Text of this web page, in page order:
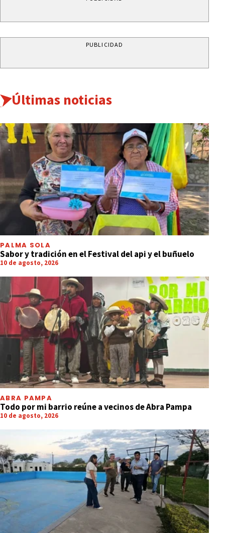
PUBLICIDAD
Últimas noticias
PALMA SOLA
Sabor y tradición en el Festival del api y el buñuelo
10 de agosto, 2026
ABRA PAMPA
Todo por mi barrio reúne a vecinos de Abra Pampa
10 de agosto, 2026